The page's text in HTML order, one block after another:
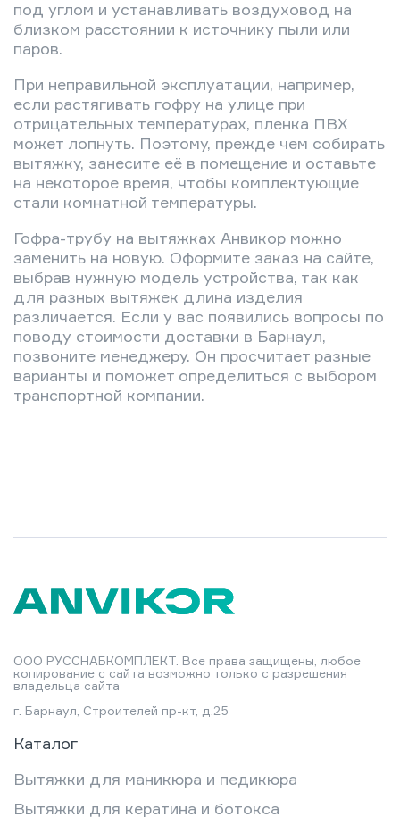
под углом и устанавливать воздуховод на
близком расстоянии к источнику пыли или
паров.
При неправильной эксплуатации, например,
если растягивать гофру на улице при
отрицательных температурах, пленка ПВХ
может лопнуть. Поэтому, прежде чем собирать
вытяжку, занесите её в помещение и оставьте
на некоторое время, чтобы комплектующие
стали комнатной температуры.
Гофра-трубу на вытяжках Анвикор можно
заменить на новую. Оформите заказ на сайте,
выбрав нужную модель устройства, так как
для разных вытяжек длина изделия
различается. Если у вас появились вопросы по
поводу стоимости доставки в Барнаул,
позвоните менеджеру. Он просчитает разные
варианты и поможет определиться с выбором
транспортной компании.
ООО РУССНАБКОМПЛЕКТ. Все права защищены, любое
копирование с сайта возможно только с разрешения
владельца сайта
г. Барнаул, Строителей пр-кт, д.25
Каталог
Вытяжки для маникюра и педикюра
Вытяжки для кератина и ботокса